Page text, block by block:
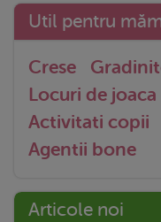
Util pentru
Crese
Locuri de joaca
Activitati copii
Agentii bone
Articole noi